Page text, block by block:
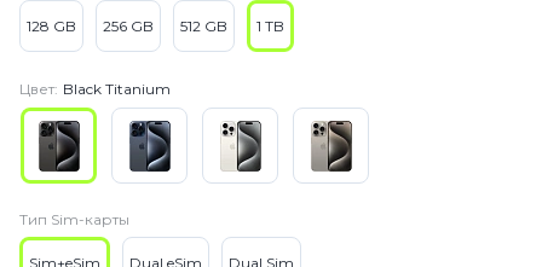
128 GB 256 GB 512 GB 1 TB
Цвет: Black Titanium
Тип Sim-карты
Sim+eSim Dual eSim Dual Sim